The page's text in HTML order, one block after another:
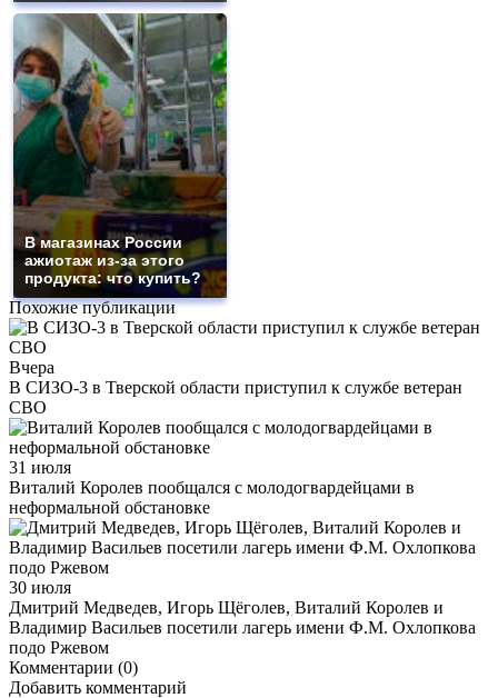
В магазинах России
ажиотаж из-за этого
продукта: что купить?
Похожие публикации
Вчера
В СИЗО-3 в Тверской области приступил к службе ветеран
СВО
31 июля
Виталий Королев пообщался с молодогвардейцами в
неформальной обстановке
30 июля
Дмитрий Медведев, Игорь Щёголев, Виталий Королев и
Владимир Васильев посетили лагерь имени Ф.М. Охлопкова
подо Ржевом
Комментарии (0)
Добавить комментарий